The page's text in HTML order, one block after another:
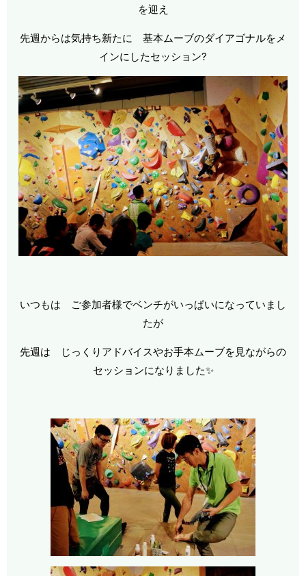
を迎え
先週からは気持ち新たに 基本ムーブのダイアゴナルをメ
インにしたセッション?
いつもは ご参加者様でベンチがいっぱいになっていまし
たが
先週は じっくりアドバイスやお手本ムーブを見ながらの
セッションになりました✨